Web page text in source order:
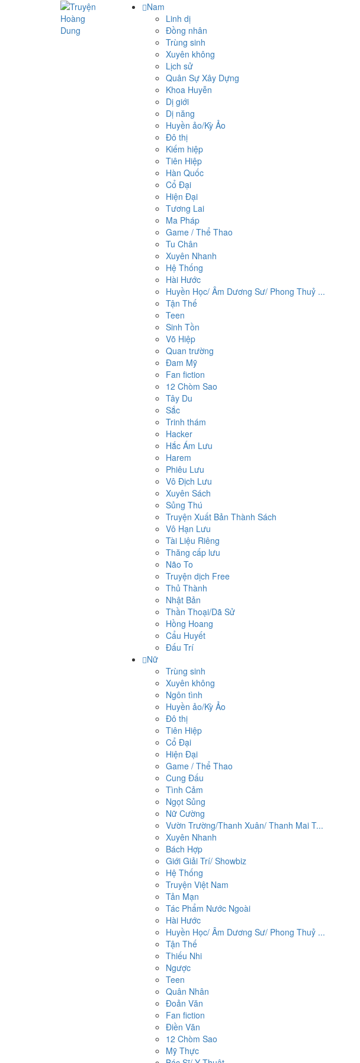
Nam
Linh dị
Đồng nhân
Trùng sinh
Xuyên không
Lịch sử
Quân Sự Xây Dựng
Khoa Huyễn
Dị giới
Dị năng
Huyền ảo/Kỳ Ảo
Đô thị
Kiếm hiệp
Tiên Hiệp
Hàn Quốc
Cổ Đại
Hiện Đại
Tương Lai
Ma Pháp
Game / Thể Thao
Tu Chân
Xuyên Nhanh
Hệ Thống
Hài Hước
Huyền Học/ Âm Dương Sư/ Phong Thuỷ ...
Tận Thế
Teen
Sinh Tồn
Võ Hiệp
Quan trường
Đam Mỹ
Fan fiction
12 Chòm Sao
Tây Du
Sắc
Trinh thám
Hacker
Hắc Ám Lưu
Harem
Phiêu Lưu
Vô Địch Lưu
Xuyên Sách
Sủng Thú
Truyện Xuất Bản Thành Sách
Vô Hạn Lưu
Tài Liệu Riêng
Thăng cấp lưu
Não To
Truyện dịch Free
Thủ Thành
Nhật Bản
Thần Thoại/Dã Sử
Hồng Hoang
Cẩu Huyết
Đấu Trí
Nữ
Trùng sinh
Xuyên không
Ngôn tình
Huyền ảo/Kỳ Ảo
Đô thị
Tiên Hiệp
Cổ Đại
Hiện Đại
Game / Thể Thao
Cung Đấu
Tình Cảm
Ngọt Sủng
Nữ Cường
Vườn Trường/Thanh Xuân/ Thanh Mai T...
Xuyên Nhanh
Bách Hợp
Giới Giải Trí/ Showbiz
Hệ Thống
Truyện Việt Nam
Tản Mạn
Tác Phẩm Nước Ngoài
Hài Hước
Huyền Học/ Âm Dương Sư/ Phong Thuỷ ...
Tận Thế
Thiếu Nhi
Ngược
Teen
Quân Nhân
Đoản Văn
Fan fiction
Điền Văn
12 Chòm Sao
Mỹ Thực